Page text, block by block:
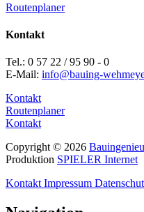
Routenplaner
Kontakt
Tel.: 0 57 22 / 95 90 - 0
E-Mail: info@bauing-
Kontakt
Routenplaner
Kontakt
Copyright © 2026
Produktion SPIELER Internet
Kontakt Impressum